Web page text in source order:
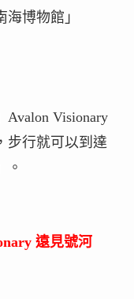
博物館」
Visionary
步行就可以到達
。
遠見號河